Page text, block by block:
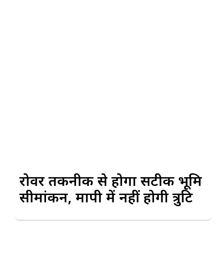
रोवर तकनीक से होगा सटीक भूमि
सीमांकन, मापी में नहीं होगी त्रुटि